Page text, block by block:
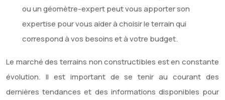
ou un géomètre-expert peut vous apporter son
expertise pour vous aider à choisir le terrain qui
correspond à vos besoins et à votre budget.
Le marché des terrains non constructibles est en constante
évolution. Il est important de se tenir au courant des
dernières tendances et des informations disponibles pour